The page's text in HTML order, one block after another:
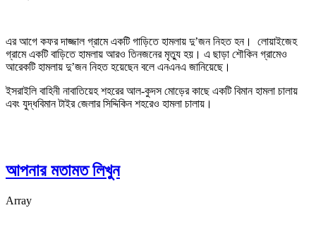
এর আগে কফর দাজ্জাল গ্রামে একটি গাড়িতে হামলায় দু’জন নিহত হন। লোয়াইজেহ
গ্রামে একটি বাড়িতে হামলায় আরও তিনজনের মৃত্যু হয়। এ ছাড়া শৌকিন গ্রামেও
আরেকটি হামলায় দু’জন নিহত হয়েছেন বলে এনএনএ জানিয়েছে।
ইসরাইলি বাহিনী নাবাতিয়েহ শহরের আল-কুদস মোড়ের কাছে একটি বিমান হামলা চালায়
এবং যুদ্ধবিমান টাইর জেলার সিদ্দিকিন শহরেও হামলা চালায়।
আপনার মতামত লিখুন
Array